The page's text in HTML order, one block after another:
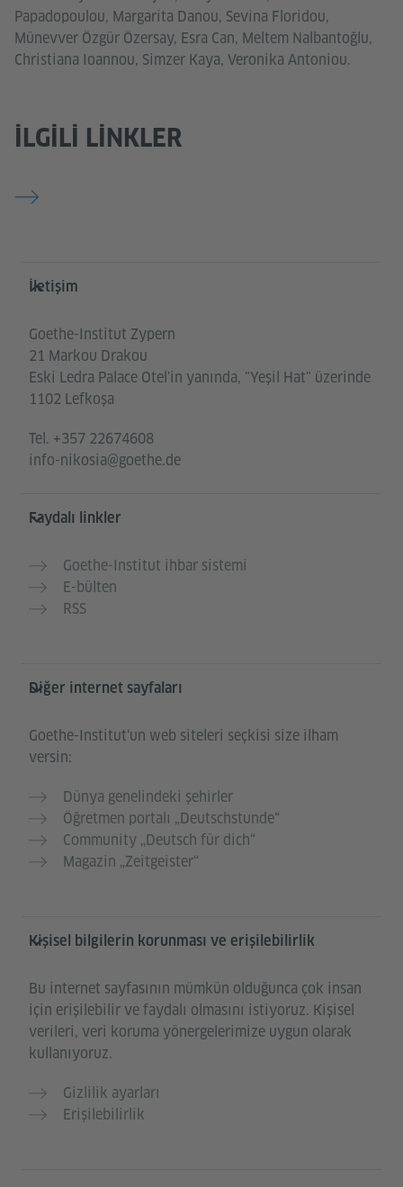
Papadopoulou, Margarita Danou, Sevina Floridou,
Münevver Özgür Özersay, Esra Can, Meltem Nalbantoğlu,
Christiana Ioannou, Simzer Kaya, Veronika Antoniou.
İLGILI LINKLER
Service- und Informationsbereich
İletişim
Goethe-Institut Zypern
21 Markou Drakou
Eski Ledra Palace Otel'in yanında, "Yeşil Hat" üzerinde
1102 Lefkoşa
Tel. +357 22674608
info-nikosia@goethe.de
Faydalı linkler
Goethe-Institut ihbar sistemi
E-bülten
RSS
Diğer internet sayfaları
Goethe-Institut‘un web siteleri seçkisi size ilham
versin:
Dünya genelindeki şehirler
Öğretmen portalı „Deutschstunde“
Community „Deutsch für dich“
Magazin „Zeitgeister“
Kişisel bilgilerin korunması ve erişilebilirlik
Bu internet sayfasının mümkün olduğunca çok insan
için erişilebilir ve faydalı olmasını istiyoruz. Kişisel
verileri, veri koruma yönergelerimize uygun olarak
kullanıyoruz.
Gizlilik ayarları
Erişilebilirlik